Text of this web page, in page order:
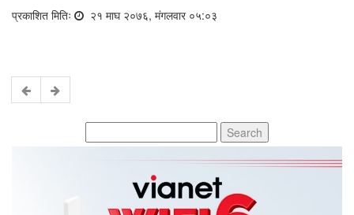
प्रकाशित मितिः २१ माघ २०७६, मंगलवार ०५:०३
for: